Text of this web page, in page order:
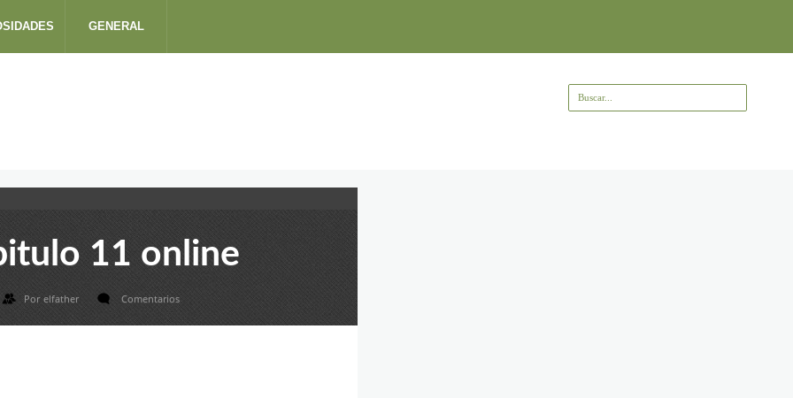
GENERAL
11 online
Porelfather Comentarios